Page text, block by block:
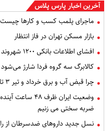
آخرین اخبار پارس پلاس
ماجرای پلمب کسب و کارها
بازار مسکن تهران در فاز انتظار
افشای اطلاعات بانکی ۱۲۰۰ شهروند تهرانی در یک غرفه میوه و تره‌بار
کالابرگ سه گروه فردا شارژ می‌شود
چرا قبض آب و برق خرداد و تیر ۳ تا ۴ برابر شده؟
وضعیت ایران
ضربه سختی می زنیم
نسل جدید داروهای ضدسرطان از